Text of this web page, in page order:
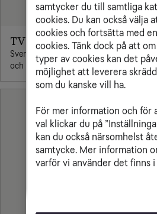
TV4 Play
Sveriges största streamingtjänst med
och barninnehåll.
samtycker du till samtliga
cookies. Du kan också välja
cookies och fortsätta med
cookies. Tänk dock på att
typer av cookies kan det
möjlighet att leverera
som du kanske vill ha.
För mer information och för
val klickar du på
kan du också närsomhelst
samtycke. Mer information
varför vi använder det finns i